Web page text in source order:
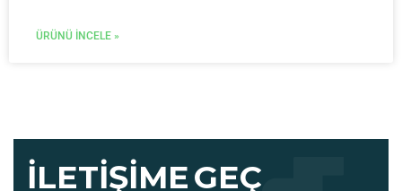
ÜRÜNÜ İNCELE »
İLETIŞIMEGEÇ